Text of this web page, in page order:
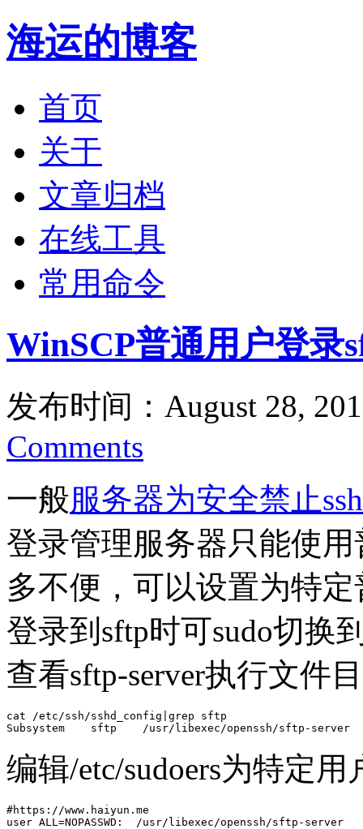
海运的博客
首页
关于
文章归档
在线工具
常用命令
WinSCP普通用户登录
发布时间：August 28,
Comments
一般服务器为安全禁止
登录管理服务器只能使
多不便，可以设置为特定
登录到sftp时可sudo切换
查看sftp-server执行文件
cat /etc/ssh/sshd_config|grep sftp
Subsystem    sftp    /usr/libexec/openssh/sftp-server
编辑/etc/sudoers为特定
#https://www.haiyun.me
user ALL=NOPASSWD:  /usr/libexec/openssh/sftp-server